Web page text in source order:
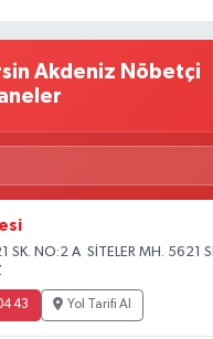
Akdeniz Nöbetçi
SK. NO:2 A SİTELER MH. 5621
43 Yol Tarifi Al